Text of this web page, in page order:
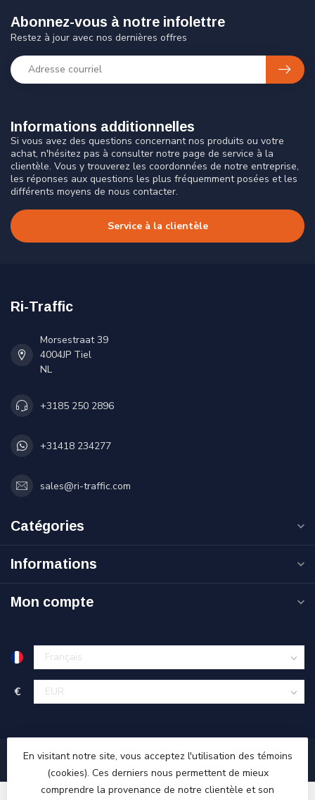
Informations additionnelles
Si vous avez des questions concernant nos produits ou votre
achat, n'hésitez pas à consulter notre page de service à la
clientèle. Vous y trouverez les coordonnées de notre entreprise,
les réponses aux questions les plus fréquemment posées et les
différents moyens de nous contacter.
Service à la clientèle
Abonnez-vous à notre infolettre
Restez à jour avec nos dernières offres
Ri-Traffic
Morsestraat 39
4004JP Tiel
NL
+3185 250 2896
+31418 234277
sales@ri-traffic.com
Catégories
Informations
Mon compte
€
En visitant notre site, vous acceptez l'utilisation des témoins
(cookies). Ces derniers nous permettent de mieux
comprendre la provenance de notre clientèle et son